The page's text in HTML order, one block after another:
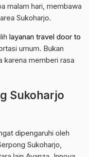
malam hari, membawa
Sukoharjo.
layanan travel door to
umum. Bukan
karena memberi rasa
Sukoharjo
dipengaruhi oleh
Sukoharjo,